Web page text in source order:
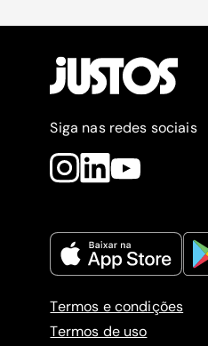
Siga nas redes sociais
Termos e condições
Termos de uso